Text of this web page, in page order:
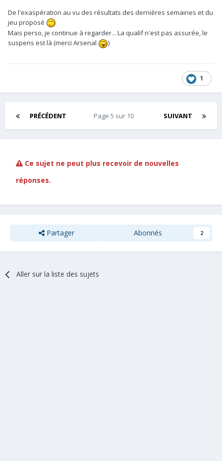
De l'exaspération au vu des résultats des dernières semaines et du
jeu proposé
Mais perso, je continue à regarder... La qualif n'est pas assurée, le
suspens est là (merci Arsenal
)
1
PRÉCÉDENT SUIVANT
Page 5 sur 10
Ce sujet ne peut plus recevoir de nouvelles
réponses.
Partager Abonnés 2
Aller sur la liste des sujets